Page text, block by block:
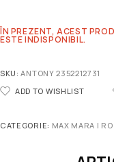
ÎN PREZENT, ACEST
ESTE INDISPONIBIL.
SKU:ANTONY 2352212731
ADD TO WISHLIST
CATEGORIE: MAX MARA |